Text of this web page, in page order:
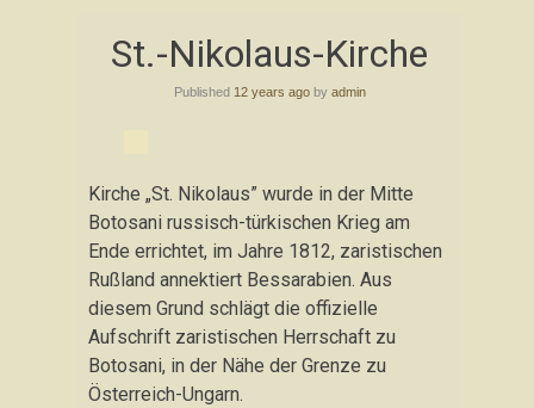
to
St.-Nikolaus-Kirche
Published 12 years agoby admin
Kirche „St. Nikolaus” wurde in der Mitte
Botosani russisch-türkischen Krieg am
Ende errichtet, im Jahre 1812, zaristischen
Rußland annektiert Bessarabien. Aus
diesem Grund schlägt die offizielle
Aufschrift zaristischen Herrschaft zu
Botosani, in der Nähe der Grenze zu
Österreich-Ungarn.